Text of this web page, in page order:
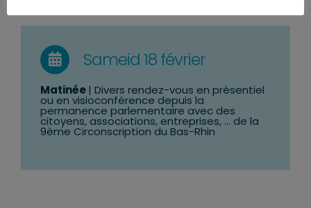
Sameid 18 février
Matinée| Divers rendez-vous en présentiel
ou en visioconférence depuis la
permanence parlementaire avec des
citoyens, associations, entreprises, … de la
9ème Circonscription du Bas-Rhin